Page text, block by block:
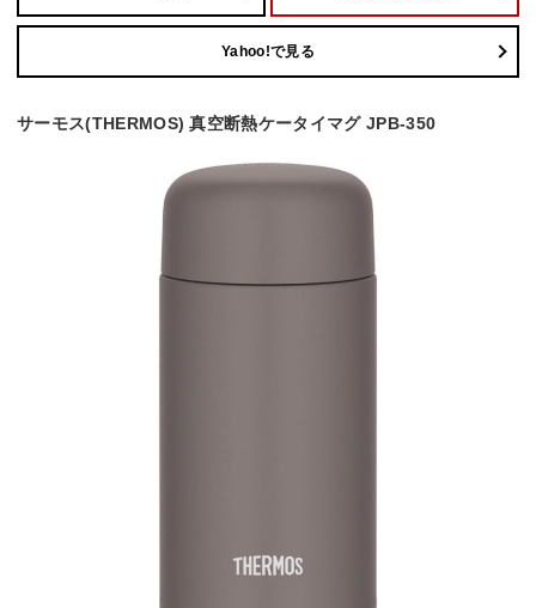
Yahoo!で見る
サーモス(THERMOS) 真空断熱ケータイマグ JPB-350